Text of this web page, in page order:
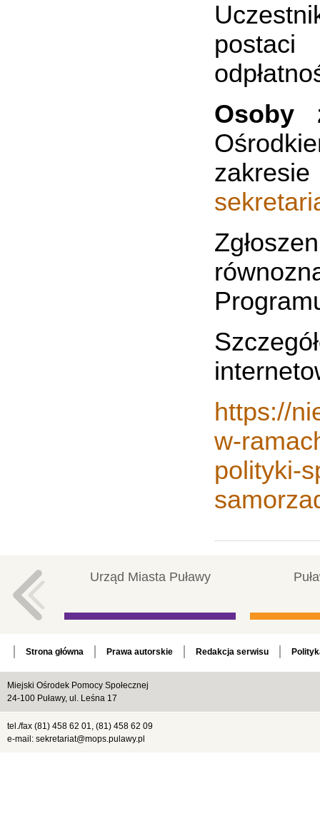
postaci
Osoby
https://
w-
polityki-
Urząd Miasta Puławy
Strona główna Prawa autorskie Redakcja serwisu
Miejski Ośrodek Pomocy Społecznej
24-100 Puławy, ul. Leśna 17
tel./fax (81) 458 62 01, (81) 458 62 09
e-mail: sekretariat@mops.pulawy.pl